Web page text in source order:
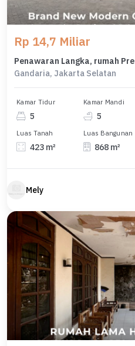
Rp 14,7 Miliar
Gandaria, Jakarta Selatan
Kamar Tidur
5
Kamar Mandi
5
Luas Tanah
423 m²
Luas Bangunan
868 m²
Mely